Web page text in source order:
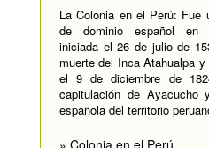
La Colonia en el Perú: Fue
de dominio español en
iniciada el 26 de julio de
muerte del Inca Atahualpa
el 9 de diciembre de
capitulación de
española del territorio
» Colonia en el Perú